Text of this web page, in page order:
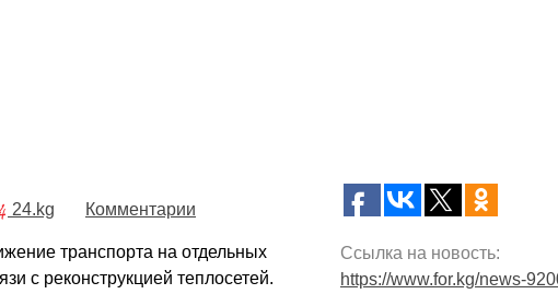
24.kg Комментарии
транспорта на отдельных
с реконструкцией теплосетей.
Ссылка на новость:
https://www.for.kg/news-